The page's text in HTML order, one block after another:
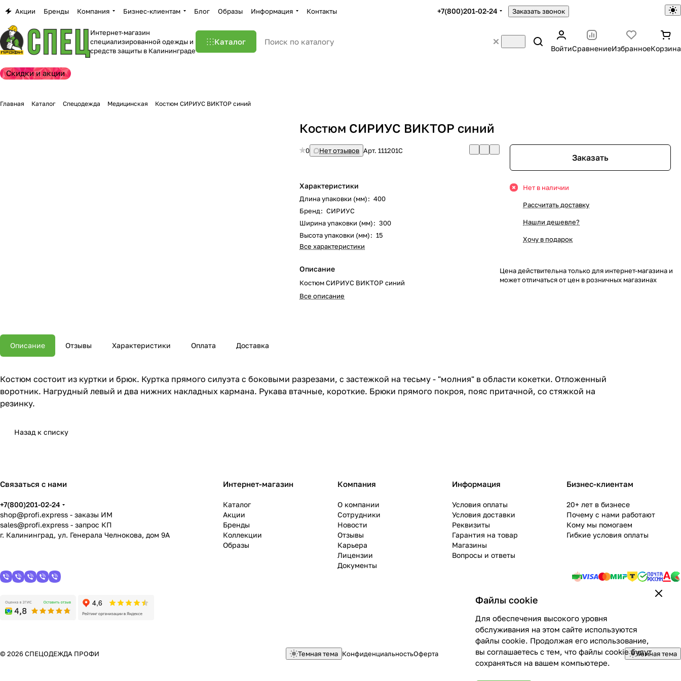
Акции Бренды Компания Бизнес-клиентам Блог Образы Информация Контакты +7(800)201-02-24 Заказать звонок
Интернет-магазин
специализированной одежды и
средств защиты в Калининграде
Каталог
ВойтиСравнениеИзбранноеКорзина
Скидки и акции
Главная Каталог Спецодежда Медицинская Костюм СИРИУС ВИКТОР синий
Костюм СИРИУС ВИКТОР синий
0 Нет отзывов Арт.111201С
Характеристики
Длина упаковки (мм): 400
Бренд: СИРИУС
Ширина упаковки (мм): 300
Высота упаковки (мм): 15
Все характеристики
Описание
Костюм СИРИУС ВИКТОР синий
Все описание
Заказать
Нет в наличии
Рассчитать доставку
Нашли дешевле?
Хочу в подарок
Цена действительна только для интернет-магазина и
может отличаться от цен в розничных магазинах
Описание Отзывы Характеристики Оплата Доставка
Костюм состоит из куртки и брюк. Куртка прямого силуэта с боковыми разрезами, с застежкой на тесьму - "молния" в области кокетки. Отложенный
воротник. Нагрудный левый и два нижних накладных кармана. Рукава втачные, короткие. Брюки прямого покроя, пояс притачной, со стяжкой на
резинку.
Назад к списку
Связаться с нами
+7(800)201-02-24
shop@profi.express - заказы ИМ
sales@profi.express - запрос КП
г. Калининград, ул. Генерала Челнокова, дом 9A
Интернет-магазин
Каталог
Акции
Бренды
Коллекции
Образы
Компания
О компании
Сотрудники
Новости
Отзывы
Карьера
Лицензии
Документы
Информация
Условия оплаты
Условия доставки
Реквизиты
Гарантия на товар
Магазины
Вопросы и ответы
Бизнес-клиентам
20+ лет в бизнесе
Почему с нами работают
Кому мы помогаем
Гибкие условия оплаты
© 2026 СПЕЦОДЕЖДА ПРОФИ Темная тема КонфиденциальностьОферта Темная тема
Файлы cookie
Для обеспечения высокого уровня
обслуживания на этом сайте используются
файлы cookie. Продолжая его использование,
вы соглашаетесь с тем, что файлы cookie будут
сохраняться на вашем компьютере.